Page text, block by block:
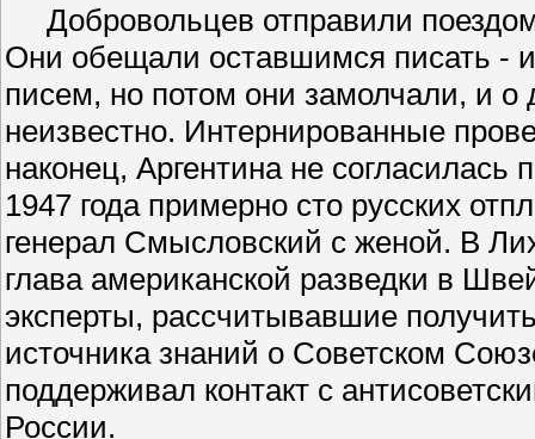
Добровольцев отправили
Они обещали оставшимся писать -
писем, но потом они замолчали, и
неизвестно. Интернированные
наконец, Аргентина не
1947 года примерно сто русских
генерал Смысловский с женой. В
глава американской разведки в
эксперты, рассчитывавшие
источника знаний о Советском
поддерживал контакт с
России.